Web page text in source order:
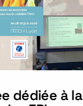
dédiée à la